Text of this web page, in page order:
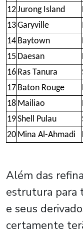
12Jurong Island
13Garyville
14 Baytown
15 Daesan
16 Ras Tanura
17 Baton Rouge
18 Mailiao
19Shell Pulau
20 Mina Al-Ahmadi
Além das
estrutura para
e seus
certamente